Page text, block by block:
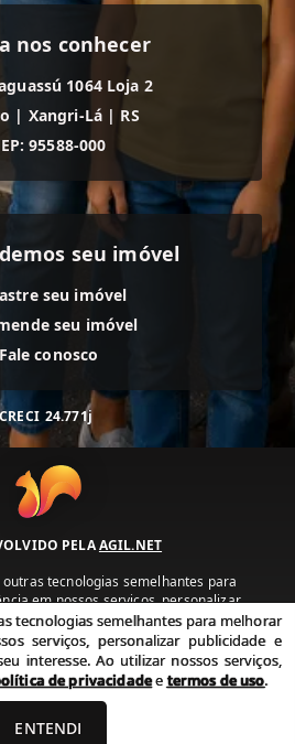
nos conhecer
1064 Loja 2
| Xangri-Lá | RS
95588-000
seu imóvel
seu imóvel
seu imóvel
Fale conosco
CRECI 24.771j
PELAAGIL.NET
tecnologias semelhantes para
em nossos serviços, personalizar
conteúdo de seu interesse. Ao utilizar
com nossa política de privacidade e
termos de uso.
Termos de uso
tecnologias semelhantes para melhorar
serviços, personalizar publicidade e
interesse. Ao utilizar nossos serviços,
de privacidadeetermos de uso.
ENTENDI